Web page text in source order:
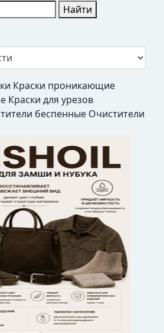
Найти
Краски проникающие
Краски для урезов
беспенные Очистители